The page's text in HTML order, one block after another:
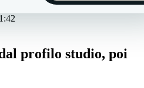
· ieri 18:00
profilo studio, poi